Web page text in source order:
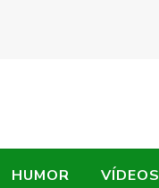
HUMOR VÍDEOS